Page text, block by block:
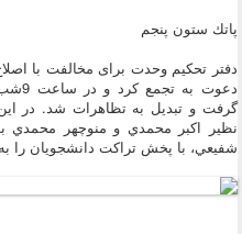
پاتك ستون پنجم
دفتر تحكيم وحدت برای مخالفت با
گرفت و تبديل به تظاهرات شد. در
نظير اكبر محمدي و منوچهر محمدي
شفيعي، با پخش تراكت‌ دانشجويان را